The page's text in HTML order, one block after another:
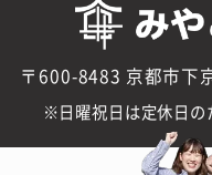
〒600-8483 京都市下
日曜祝日は定休日